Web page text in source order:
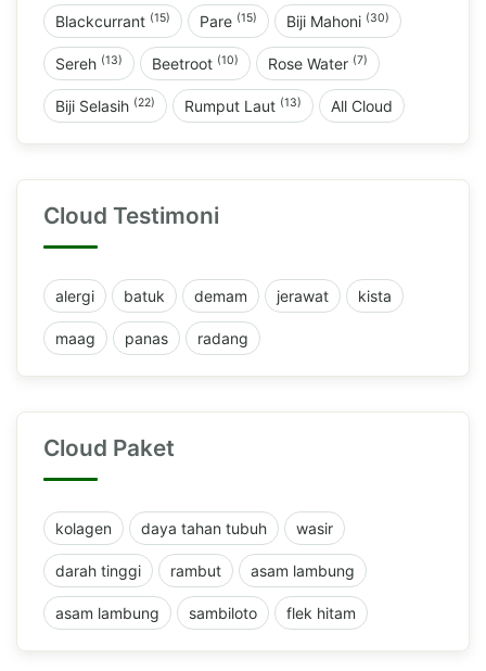
Blackcurrant (15) Pare (15) Biji Mahoni (30)
Sereh (13) Beetroot (10) Rose Water (7)
Biji Selasih (22) Rumput Laut (13) All Cloud
Cloud Testimoni
alergi batuk demam jerawat kista
maag panas radang
Cloud Paket
kolagen daya tahan tubuh wasir
darah tinggi rambut asam lambung
asam lambung sambiloto flek hitam